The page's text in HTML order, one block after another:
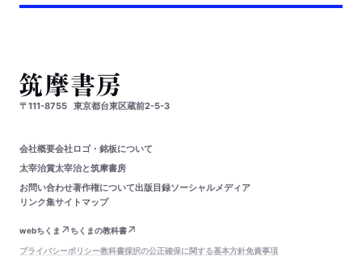
〒111-8755 東京都台東区蔵前2-5-3
会社概要会社ロゴ・銘板について
太宰治賞太宰治と筑摩書房
お問い合わせ著作権について出版目録ソーシャルメディア
リンク集サイトマップ
webちくま
ちくまの教科書
プライバシーポリシー教科書採択の公正確保に関する基本方針免責事項